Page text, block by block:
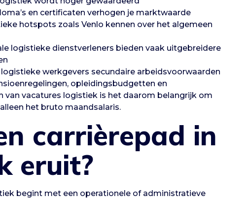
en certificaten verhogen je marktwaarde
hotspots zoals Venlo kennen over het algemeen
logistieke dienstverleners bieden vaak uitgebreidere
werkgevers secundaire arbeidsvoorwaarden
opleidingsbudgetten en
van vacatures logistiek is het daarom belangrijk om
het bruto maandsalaris.
carrièrepad in
eruit?
begint met een operationele of administratieve